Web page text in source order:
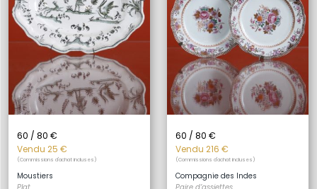
60 / 80 €
Vendu 25 €
(Commissions d'achat incluses)
Moustiers
60 / 80 €
Vendu 216 €
(Commissions d'achat incluses)
Compagnie des Indes